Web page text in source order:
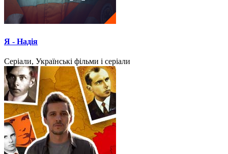
Я - Надія
Серіали, Українські фільми і серіали